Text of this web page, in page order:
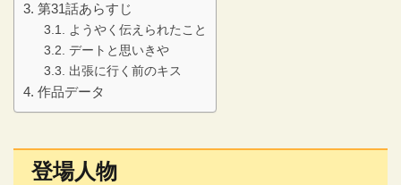
第31話あらすじ
ようやく伝えられたこと
デートと思いきや
出張に行く前のキス
作品データ
登場人物